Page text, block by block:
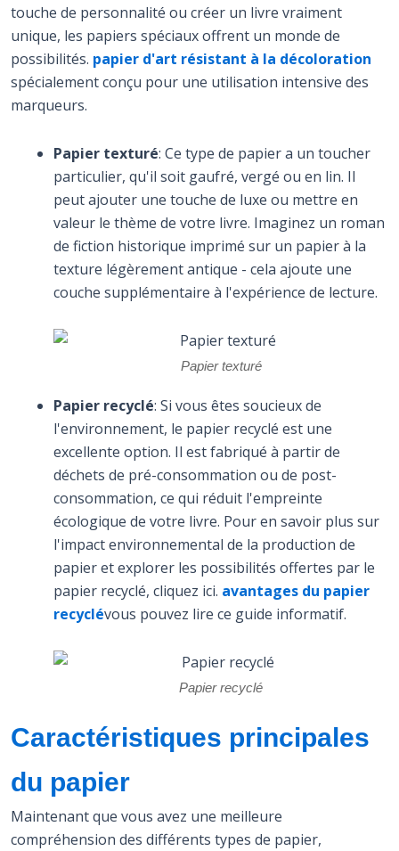
touche de personnalité ou créer un livre vraiment
unique, les papiers spéciaux offrent un monde de
possibilités. papier d'art résistant à la décoloration
spécialement conçu pour une utilisation intensive des
marqueurs.
Papier texturé: Ce type de papier a un toucher
particulier, qu'il soit gaufré, vergé ou en lin. Il
peut ajouter une touche de luxe ou mettre en
valeur le thème de votre livre. Imaginez un roman
de fiction historique imprimé sur un papier à la
texture légèrement antique - cela ajoute une
couche supplémentaire à l'expérience de lecture.
Papier texturé
Papier recyclé: Si vous êtes soucieux de
l'environnement, le papier recyclé est une
excellente option. Il est fabriqué à partir de
déchets de pré-consommation ou de post-
consommation, ce qui réduit l'empreinte
écologique de votre livre. Pour en savoir plus sur
l'impact environnemental de la production de
papier et explorer les possibilités offertes par le
papier recyclé, cliquez ici. avantages du papier
recyclévous pouvez lire ce guide informatif.
Papier recyclé
Caractéristiques principales
du papier
Maintenant que vous avez une meilleure
compréhension des différents types de papier,